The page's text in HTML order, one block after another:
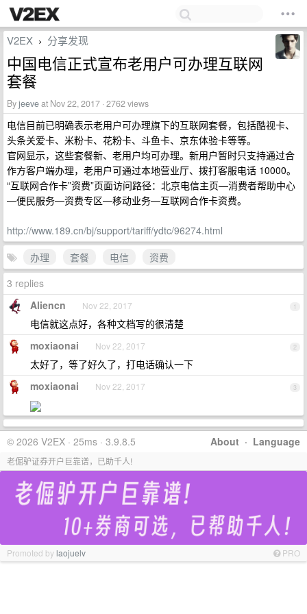
V2EX › 分享发现
中国电信正式宣布老用户可办理互联网
套餐
Byjeeveat Nov 22, 2017 · 2762 views
电信目前已明确表示老用户可办理旗下的互联网套餐，包括酷视卡、
头条关爱卡、米粉卡、花粉卡、斗鱼卡、京东体验卡等等。
官网显示，这些套餐新、老用户均可办理。新用户暂时只支持通过合
作方客户端办理，老用户可通过本地营业厅、拨打客服电话 10000。
“互联网合作卡”资费”页面访问路径：北京电信主页—消费者帮助中心
—便民服务—资费专区—移动业务—互联网合作卡资费。
http://www.189.cn/bj/support/tariff/ydtc/96274.html
办理
套餐 电信
资费
3 replies
1
Aliencn Nov 22, 2017
电信就这点好，各种文档写的很清楚
2
moxiaonai Nov 22, 2017
太好了，等了好久了，打电话确认一下
3
moxiaonai Nov 22, 2017
About · Language
© 2026 V2EX · 25ms · 3.9.8.5
老倔驴证券开户巨靠谱，已助千人!
Promoted bylaojuelv PRO